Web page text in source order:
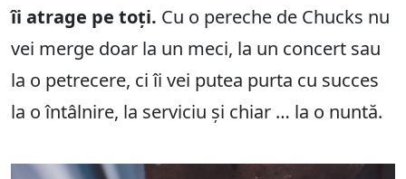
îi atrage pe toți. Cu o pereche de Chucks nu
vei merge doar la un meci, la un concert sau
la o petrecere, ci îi vei putea purta cu succes
la o întâlnire, la serviciu și chiar … la o nuntă.